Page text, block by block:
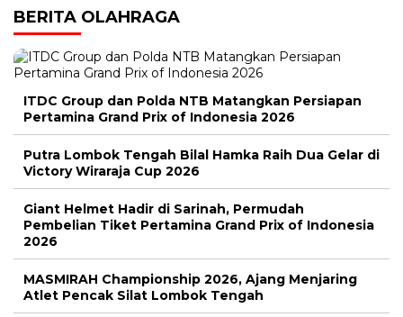
BERITA OLAHRAGA
ITDC Group dan Polda NTB Matangkan Persiapan
Pertamina Grand Prix of Indonesia 2026
Putra Lombok Tengah Bilal Hamka Raih Dua Gelar di
Victory Wiraraja Cup 2026
Giant Helmet Hadir di Sarinah, Permudah
Pembelian Tiket Pertamina Grand Prix of Indonesia
2026
MASMIRAH Championship 2026, Ajang Menjaring
Atlet Pencak Silat Lombok Tengah